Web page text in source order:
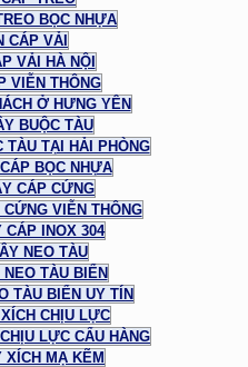
BỌC NHỰA
CÁP VẢI
VẢI HÀ NỘI
VIỄN THÔNG
Ở HƯNG YÊN
BUỘC TÀU
TÀU TẠI HẢI PHÒNG
BỌC NHỰA
CÁP CỨNG
VIỄN THÔNG
CÁP INOX 304
NEO TÀU
TÀU BIỂN
TÀU BIỂN UY TÍN
CHỊU LỰC
LỰC CẨU HÀNG
XÍCH MẠ KẼM